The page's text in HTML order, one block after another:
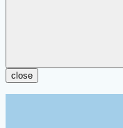
close